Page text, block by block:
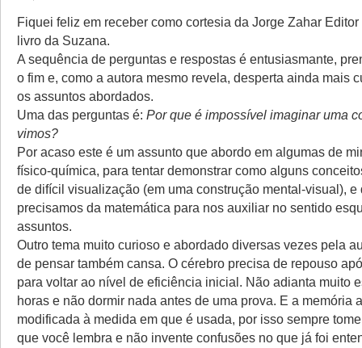
Fiquei feliz em receber como cortesia da Jorge Zahar
livro da Suzana.
A sequência de perguntas e respostas é entusiasmante,
o fim e, como a autora mesmo revela, desperta ainda mais
os assuntos abordados.
Uma das perguntas é: Por que é impossível imaginar uma
vimos?
Por acaso este é um assunto que abordo em algumas de
físico-química, para tentar demonstrar como alguns
de difícil visualização (em uma construção mental-visual), e
precisamos da matemática para nos auxiliar no sentido
assuntos.
Outro tema muito curioso e abordado diversas vezes pela
de pensar também cansa. O cérebro precisa de repouso
para voltar ao nível de eficiência inicial. Não adianta muito
horas e não dormir nada antes de uma prova. E a memória
modificada à medida em que é usada, por isso sempre
que você lembra e não invente confusões no que já foi